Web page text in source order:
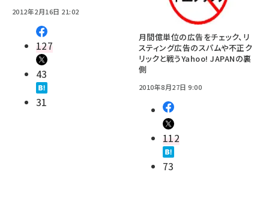
2012年2月16日 21:02
127
43
31
月間億単位の広告をチェック、リ
スティング広告のスパムや不正ク
リックと戦うYahoo! JAPANの裏
側
2010年8月27日 9:00
112
73